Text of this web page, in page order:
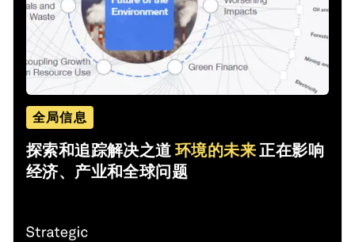
全局信息
探索和追踪解决之道环境的未来正在影响
经济、产业和全球问题